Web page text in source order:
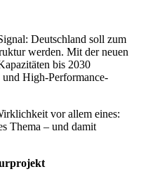
Deutschland soll zum
werden. Mit der neuen
bis 2030
High-Performance-
vor allem eines:
Thema – und damit